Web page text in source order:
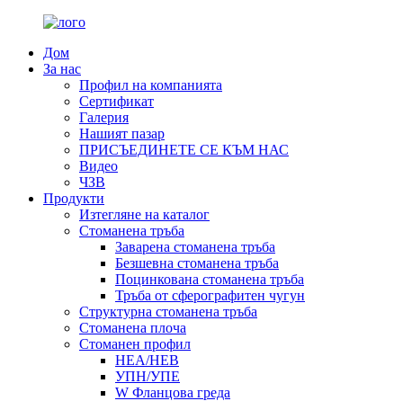
Дом
За нас
Профил на компанията
Сертификат
Галерия
Нашият пазар
ПРИСЪЕДИНЕТЕ СЕ КЪМ НАС
Видео
ЧЗВ
Продукти
Изтегляне на каталог
Стоманена тръба
Заварена стоманена тръба
Безшевна стоманена тръба
Поцинкована стоманена тръба
Тръба от сферографитен чугун
Структурна стоманена тръба
Стоманена плоча
Стоманен профил
HEA/HEB
УПН/УПЕ
W Фланцова греда